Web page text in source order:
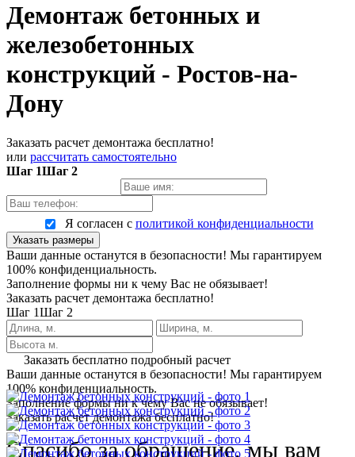
Демонтаж бетонных и
железобетонных
конструкций - Ростов-на-
Дону
Заказать расчет демонтажа бесплатно!
или рассчитать самостоятельно
Шаг 1Шаг 2
Я согласен с политикой конфиденциальности
Указать размеры
Ваши данные останутся в безопасности! Мы гарантируем
100% конфиденциальность.
Заполнение формы ни к чему Вас не обязывает!
Заказать расчет демонтажа бесплатно!
Шаг 1Шаг 2
Заказать бесплатно подробный расчет
Ваши данные останутся в безопасности! Мы гарантируем
100% конфиденциальность.
Заполнение формы ни к чему Вас не обязывает!
Заказать расчет демонтажа бесплатно!
Спасибо за обращение, мы вам